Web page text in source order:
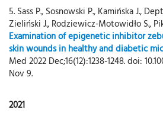
5. Sass P., Sosnowski P., Kamińska J.,
Zieliński J., Rodziewicz-Motowidło S.,
Examination of epigenetic inhibitor
skin wounds in healthy and diabetic
Med 2022 Dec;16(12):1238-1248. doi:
Nov 9.
2021